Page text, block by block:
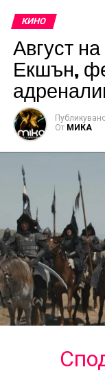
КИНО
Август
Екшън,
От МИКА